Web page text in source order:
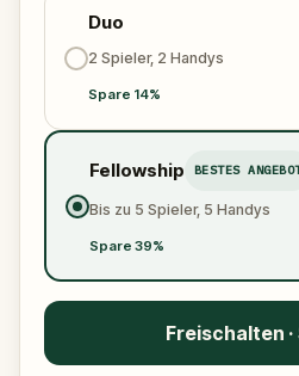
Duo
2 Spieler, 2 Handys
Spare 14%
Fellowship BESTES
Bis zu 5 Spieler, 5 Handys
Spare 39%
Freischalten